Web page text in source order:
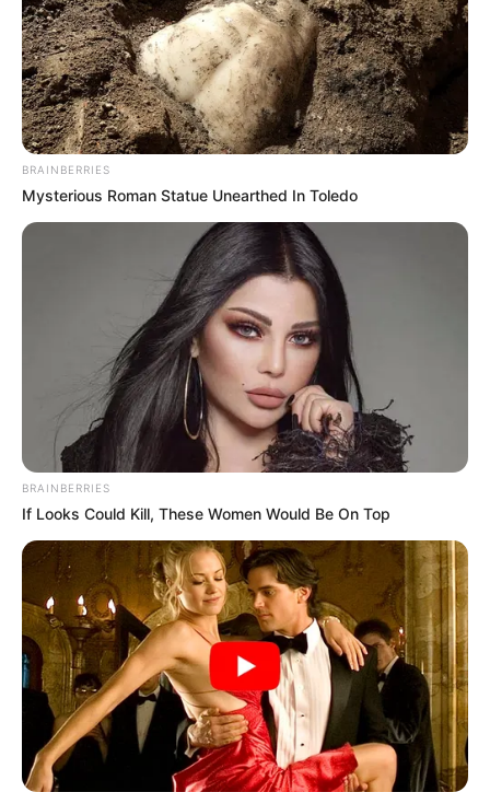
BRAINBERRIES
Mysterious Roman Statue Unearthed In Toledo
BRAINBERRIES
If Looks Could Kill, These Women Would Be On Top